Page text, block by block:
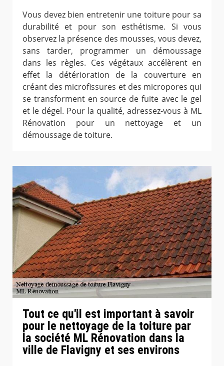
Vous devez bien entretenir une toiture pour sa
durabilité et pour son esthétisme. Si vous
observez la présence des mousses, vous devez,
sans tarder, programmer un démoussage
dans les règles. Ces végétaux accélèrent en
effet la détérioration de la couverture en
créant des microfissures et des micropores qui
se transforment en source de fuite avec le gel
et le dégel. Pour la qualité, adressez-vous à ML
Rénovation pour un nettoyage et un
démoussage de toiture.
Tout ce qu'il est important à savoir
pour le nettoyage de la toiture par
la société ML Rénovation dans la
ville de Flavigny et ses environs